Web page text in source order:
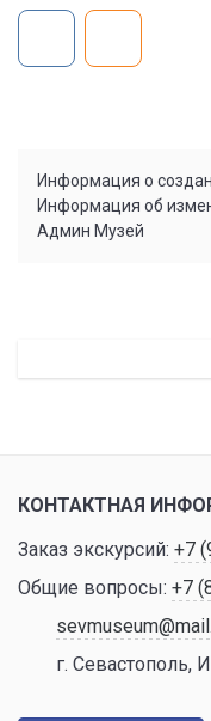
Информация о
Информация об
Админ Музей
КОНТАКТНАЯ
Заказ экскурсий: +7
Общие вопросы: +7
г. Севастополь,